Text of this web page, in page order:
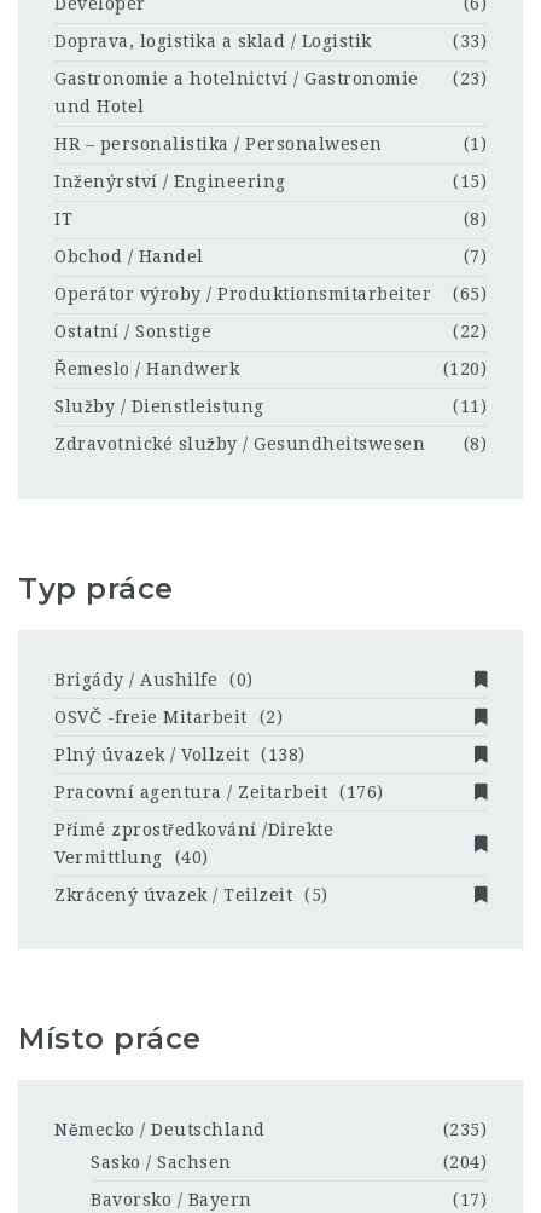
Doprava, logistika a sklad / Logistik
(33)
Gastronomie a hotelnictví / Gastronomie
und Hotel
(23)
HR – personalistika / Personalwesen
(1)
Inženýrství / Engineering
(15)
IT
(8)
Obchod / Handel
(7)
Operátor výroby / Produktionsmitarbeiter
(65)
Ostatní / Sonstige
(22)
Řemeslo / Handwerk
(120)
Služby / Dienstleistung
(11)
Zdravotnické služby / Gesundheitswesen
(8)
Typ práce
Brigády / Aushilfe
(0)
OSVČ -freie Mitarbeit
(2)
Plný úvazek / Vollzeit
(138)
Pracovní agentura / Zeitarbeit
(176)
Přímé zprostředkování /Direkte
Vermittlung
(40)
Zkrácený úvazek / Teilzeit
(5)
Místo práce
Německo / Deutschland
(235)
Sasko / Sachsen
(204)
Bavorsko / Bayern
(17)